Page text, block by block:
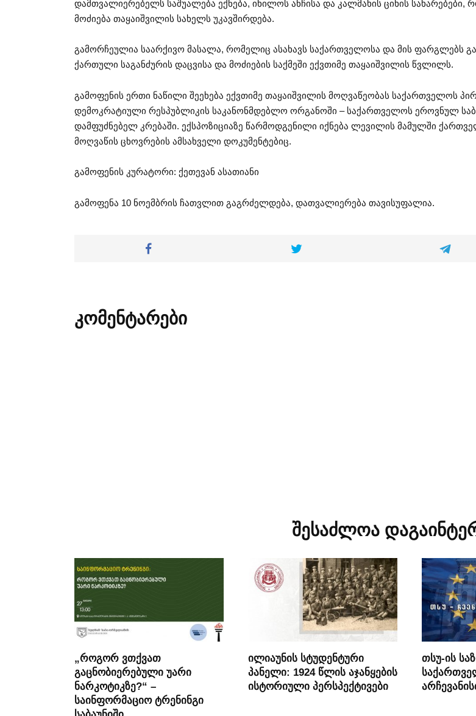
დამთვალიერებელს საშუალება ექნება, იხილოს ანჩისა და კალმახის ციხის სახარებები,
მოძიება თაყაიშვილის სახელს უკავშირდება.
გამორჩეულია საარქივო მასალა, რომელიც ასახავს საქართველოსა და მის ფარგლებს
ქართული საგანძურის დაცვისა და მოძიების საქმეში ექვთიმე თაყაიშვილის წვლილს.
გამოფენის ერთი ნაწილი შეეხება ექვთიმე თაყაიშვილის მოღვაწეობას საქართველოს
დემოკრატიული რესპუბლიკის საკანონმდებლო ორგანოში – საქართველოს ეროვნულ
დამფუძნებელ კრებაში. ექსპოზიციაზე წარმოდგენილი იქნება ლევილის მამულში
მოღვაწის ცხოვრების ამსახველი დოკუმენტებიც.
გამოფენის კურატორი: ქეთევან ასათიანი
გამოფენა 10 ნოემბრის ჩათვლით გაგრძელდება, დათვალიერება თავისუფალია.
კომენტარები
შესაძლოა
„როგორ ვთქვათ
გაცნობიერებული უარი
ნარკოტიკზე?“ –
საინფორმაციო ტრენინგი
ილიაუნის სტუდენტური
პანელი: 1924 წლის აჯანყების
ისტორიული პერსპექტივები
თსუ-ის